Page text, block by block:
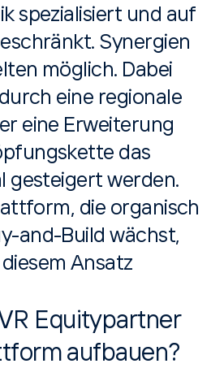
spezialisiert und auf
Synergien
möglich. Dabei
eine regionale
eine Erweiterung
das
gesteigert werden.
die organisch
and-Build wächst,
Ansatz
Equitypartner
aufbauen?